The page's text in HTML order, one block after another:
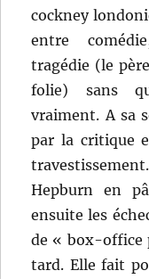
cockney
entre
tragédie (le
folie) sans
vraiment. A sa
par la critique
Hepburn en
ensuite les
de « box-office
tard. Elle fait